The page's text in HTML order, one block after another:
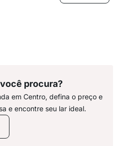
procura?
em Centro, defina o preço e
e encontre seu lar ideal.